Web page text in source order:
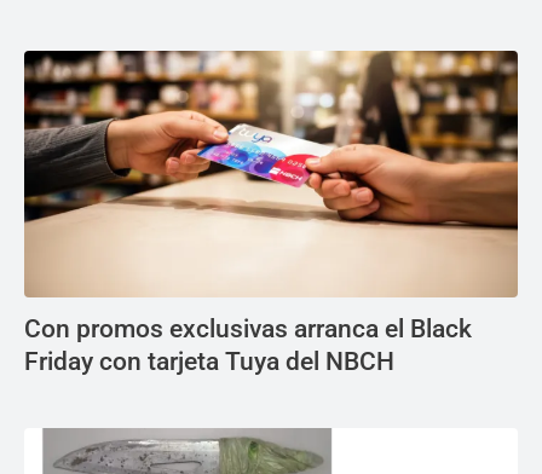
Con promos exclusivas arranca el Black
Friday con tarjeta Tuya del NBCH